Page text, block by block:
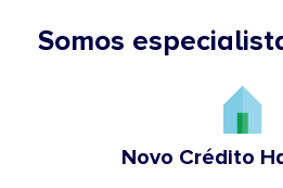
Somos
Novo Crédito